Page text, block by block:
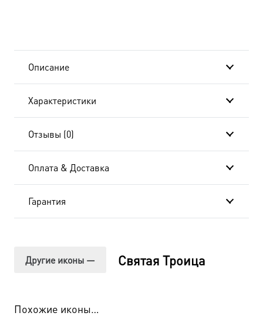
см
6121
Описание
Характеристики
Отзывы (0)
Оплата & Доставка
Гарантия
Другие иконы — Святая Троица
Похожие иконы…